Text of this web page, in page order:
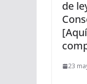
de
23